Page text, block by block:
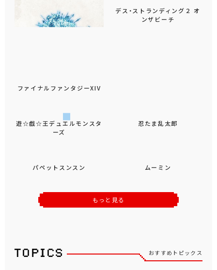
ファイナルファンタジーXIV
デス・ストランディング２ オ
ンザビーチ
遊☆戯☆王デュエルモンスタ
ーズ
忍たま乱太郎
パペットスンスン ムーミン
もっと見る
おすすめトピックス